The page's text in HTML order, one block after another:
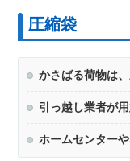
圧縮袋
かさばる荷物は
引っ越し業者が
ホームセンター